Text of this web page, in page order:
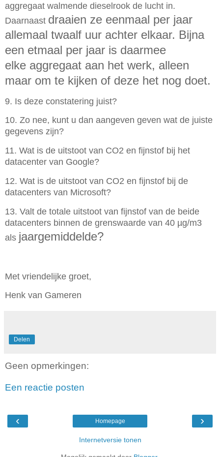
aggregaat walmende dieselrook de lucht in.
Daarnaast draaien ze eenmaal per jaar
allemaal twaalf uur achter elkaar. Bijna
een etmaal per jaar is daarmee
elke aggregaat aan het werk, alleen
maar om te kijken of deze het nog doet.
9. Is deze constatering juist?
10. Zo nee, kunt u dan aangeven geven wat de juiste
gegevens zijn?
11. Wat is de uitstoot van CO2 en fijnstof bij het
datacenter van Google?
12. Wat is de uitstoot van CO2 en fijnstof bij de
datacenters van Microsoft?
13. Valt de totale uitstoot van fijnstof van de beide
datacenters binnen de grenswaarde van 40 µg/m3
als jaargemiddelde?
Met vriendelijke groet,
Henk van Gameren
Delen
Geen opmerkingen:
Een reactie posten
‹ ›
Homepage
Internetversie tonen